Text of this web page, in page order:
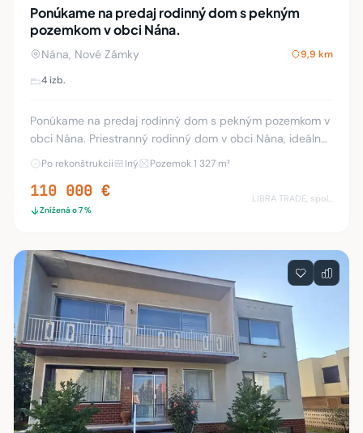
Ponúkame na predaj rodinný dom s pekným
pozemkom v obci Nána.
Nána, Nové Zámky 9,9 km
4 izb.
Ponúkame na predaj rodinný dom s pekným pozemkom v
obci Nána. Priestranný rodinný dom v obci Nána, ideálny
pre rodinné bývanie alebo rekreáciu. Nehnuteľnosť sa
Po rekonštrukcii Iný Pozemok 1 327 m²
110 000 €
Znížená o 7 %
LIBRA TRADE, spol.s.r.o.